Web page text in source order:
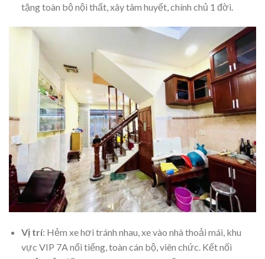
tặng toàn bộ nội thất, xây tâm huyết, chính chủ 1 đời.
Vị trí: Hẻm xe hơi tránh nhau, xe vào nhà thoải mái, khu
vực VIP 7A nổi tiếng, toàn cán bộ, viên chức. Kết nối